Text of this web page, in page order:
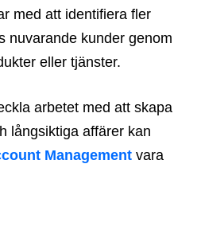
med att identifiera fler
nuvarande kunder genom
eller tjänster.
arbetet med att skapa
långsiktiga affärer kan
Management vara